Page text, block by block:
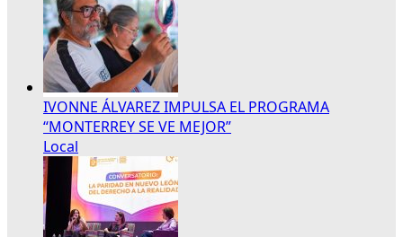
IVONNE ÁLVAREZ IMPULSA EL PROGRAMA
“MONTERREY SE VE MEJOR”
Local